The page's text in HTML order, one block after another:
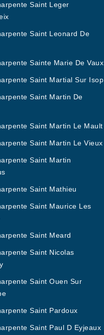
Saint Leger
Saint Leonard De
Sainte Marie De Vaux
Saint Martial Sur Isop
Saint Martin De
Saint Martin Le Mault
Saint Martin Le Vieux
Saint Martin
Saint Mathieu
Saint Maurice Les
Saint Meard
Saint Nicolas
Saint Ouen Sur
Saint Pardoux
Saint Paul D Eyjeaux